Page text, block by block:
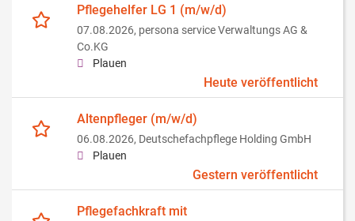
Pflegehelfer LG 1 (m/w/d)
07.08.2026, persona service Verwaltungs AG &
Co.KG
Plauen
Heute veröffentlicht
Altenpfleger (m/w/d)
06.08.2026, Deutschefachpflege Holding GmbH
Plauen
Gestern veröffentlicht
Pflegefachkraft mit